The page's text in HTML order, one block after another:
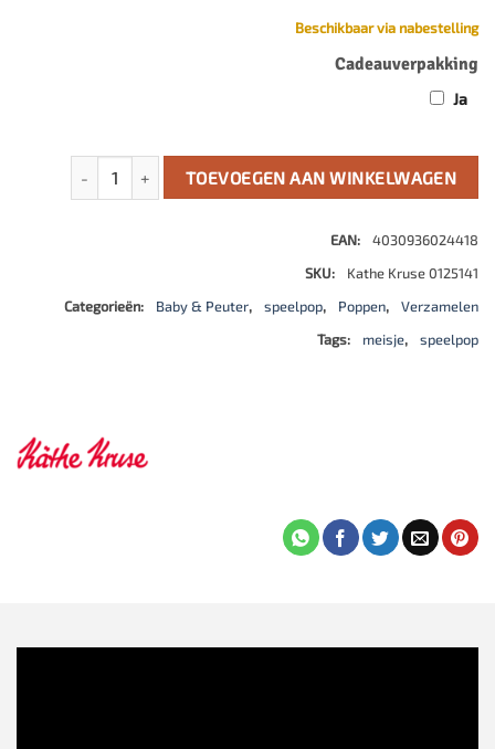
Beschikbaar via nabestelling
Cadeauverpakking
Ja
TOEVOEGEN AAN WINKELWAGEN
EAN:
4030936024418
SKU:
Kathe Kruse 0125141
Categorieën:
Baby & Peuter, speelpop, Poppen,
Verzamelen
Tags:
meisje, speelpop